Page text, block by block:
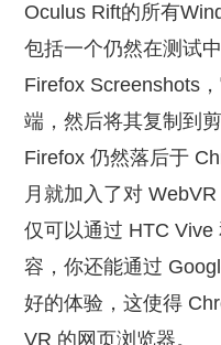
Oculus Rift的所有
包括一个仍然在测试
Firefox Screenshots
端，然后将其复制到
Firefox 仍然落后于
月就加入了对
仅可以通过 HTC Vive
容，你还能通过
好的体验，这使得
VR 的网页浏览器。